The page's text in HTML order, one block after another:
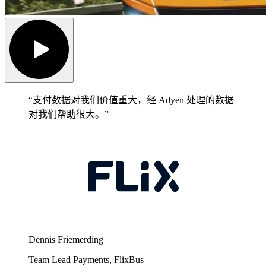
“支付数据对我们价值重大，经 Adyen 处理的数据
对我们帮助很大。”
Dennis Friemerding
Team Lead Payments, FlixBus